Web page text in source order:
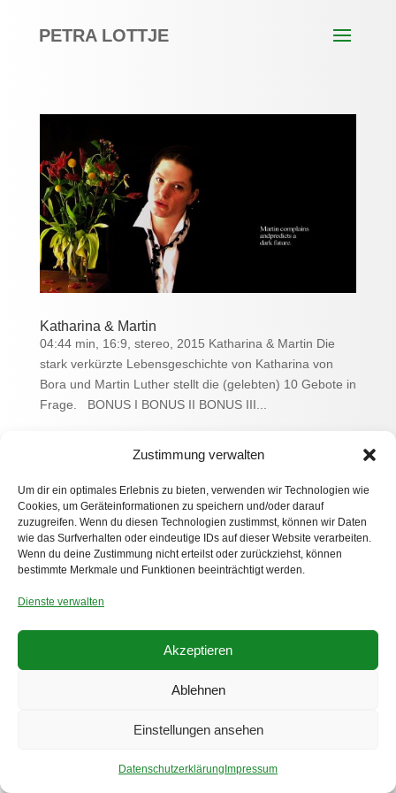
Zustimmung verwalten
Um dir ein optimales Erlebnis zu bieten, verwenden wir Technologien wie
Cookies, um Geräteinformationen zu speichern und/oder darauf
zuzugreifen. Wenn du diesen Technologien zustimmst, können wir Daten
wie das Surfverhalten oder eindeutige IDs auf dieser Website verarbeiten.
Wenn du deine Zustimmung nicht erteilst oder zurückziehst, können
bestimmte Merkmale und Funktionen beeinträchtigt werden.
Dienste verwalten
Akzeptieren
Ablehnen
Einstellungen ansehen
Datenschutzerklärung Impressum
PETRA LOTTJE
Katharina & Martin
04:44 min, 16:9, stereo, 2015 Katharina & Martin Die
stark verkürzte Lebensgeschichte von Katharina von
Bora und Martin Luther stellt die (gelebten) 10 Gebote in
Frage. BONUS I BONUS II BONUS III...